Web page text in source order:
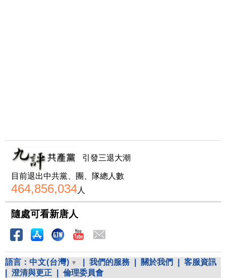
引發三退大潮
目前退出中共黨、團、隊總人數
464,856,034人
隨處可看新唐人
語言： 中文(台灣) 我們的服務 關於我們
客服資訊
澄清與更正 倫理委員會